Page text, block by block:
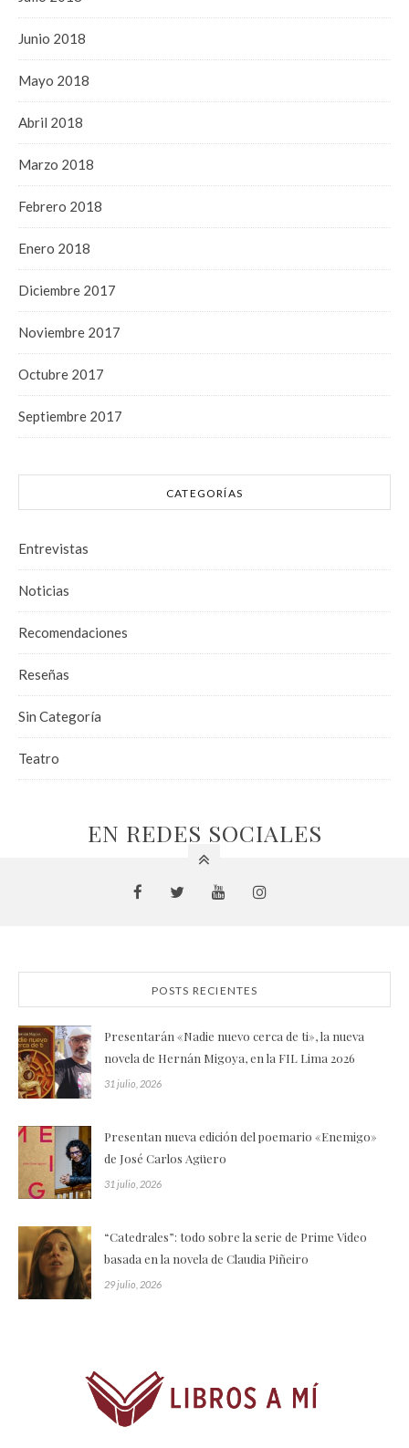
Junio 2018
Mayo 2018
Abril 2018
Marzo 2018
Febrero 2018
Enero 2018
Diciembre 2017
Noviembre 2017
Octubre 2017
Septiembre 2017
CATEGORÍAS
Entrevistas
Noticias
Recomendaciones
Reseñas
Sin Categoría
Teatro
EN REDES SOCIALES
POSTS RECIENTES
Presentarán «Nadie nuevo cerca de ti», la nueva
novela de Hernán Migoya, en la FIL Lima 2026
31 julio, 2026
Presentan nueva edición del poemario «Enemigo»
de José Carlos Agüero
31 julio, 2026
“Catedrales”: todo sobre la serie de Prime Video
basada en la novela de Claudia Piñeiro
29 julio, 2026